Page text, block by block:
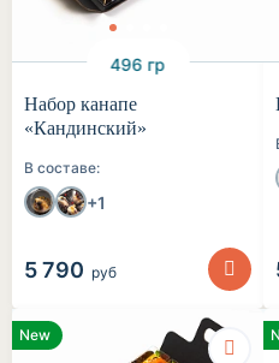
496 гр
Набор канапе
«Кандинский»
В составе:
+1
5 790 руб
New